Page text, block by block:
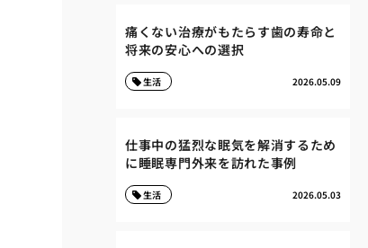
痛くない治療がもたらす歯の寿命と
将来の安心への選択
2026.05.09
生活
仕事中の猛烈な眠気を解消するため
に睡眠専門外来を訪れた事例
2026.05.03
生活